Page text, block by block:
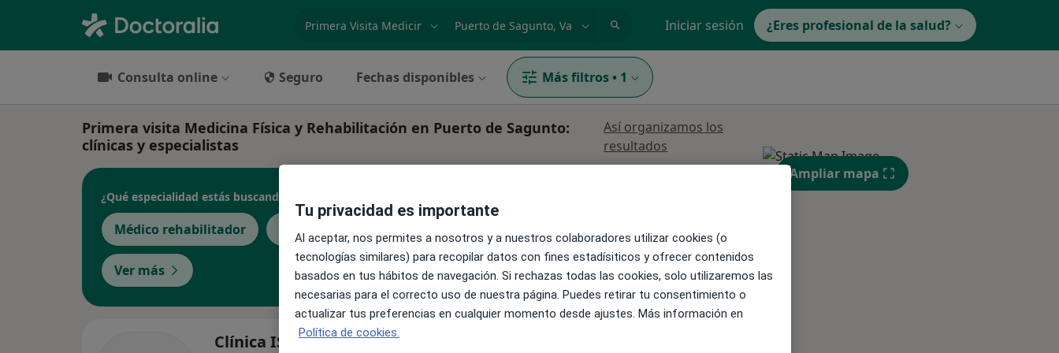
Iniciar sesión ¿Eres profesional de la salud?
Consulta online Seguro Fechas disponibles Más filtros • 1
Primera visita Medicina Física y Rehabilitación en Puerto de Sagunto:
clínicas y especialistas
Así organizamos los
resultados
¿Qué especialidad estás buscando?
Médico rehabilitador Cardiólogo Enfermero Fisioterapeuta Médico estético
Ver más
Clínica ISD
Ampliar mapa
Tu privacidad es importante
Al aceptar, nos permites a nosotros y a nuestros colaboradores utilizar cookies (o
tecnologías similares) para recopilar datos con fines estadísiticos y ofrecer contenidos
basados en tus hábitos de navegación. Si rechazas todas las cookies, solo utilizaremos las
necesarias para el correcto uso de nuestra página. Puedes retirar tu consentimiento o
actualizar tus preferencias en cualquier momento desde ajustes. Más información en
Política de cookies.